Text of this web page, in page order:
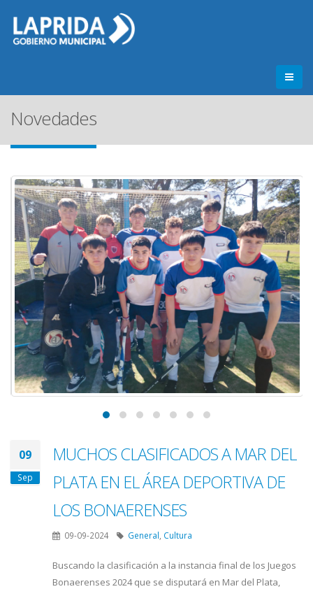
Novedades
09
Sep
MUCHOS CLASIFICADOS A MAR DEL
PLATA EN EL ÁREA DEPORTIVA DE
LOS BONAERENSES
09-09-2024 General Cultura
Buscando la clasificación a la instancia final de los Juegos
Bonaerenses 2024 que se disputará en Mar del Plata,